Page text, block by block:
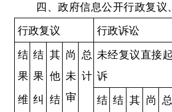
四、政府信息公开行政复议
行政复议 行政诉讼
结
果
维
结
果
纠
其
他
结
尚
未
审
总
计
未经复议直接起
诉
结 结 其 尚 总